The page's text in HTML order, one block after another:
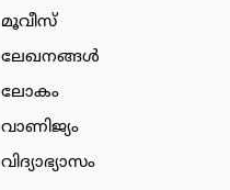
മൂവീസ്
ലേഖനങ്ങള്‍
ലോകം
വാണിജ്യം
വിദ്യാഭ്യാസം